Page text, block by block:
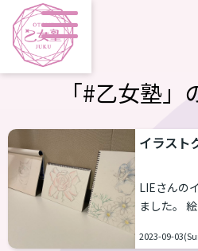
「#乙女塾
イラスト
LIEさんの
ました。
も不安でし
2023-09-